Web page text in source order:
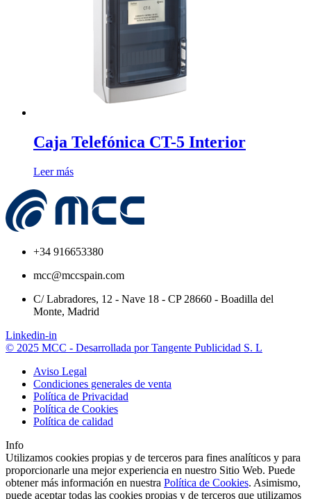
Caja Telefónica CT-5 Interior
Leer más
+34 916653380
mcc@mccspain.com
C/ Labradores, 12 - Nave 18 - CP 28660 - Boadilla del
Monte, Madrid
Linkedin-in
© 2025 MCC - Desarrollada por Tangente Publicidad S. L
Aviso Legal
Condiciones generales de venta
Política de Privacidad
Política de Cookies
Política de calidad
Info
Utilizamos cookies propias y de terceros para fines analíticos y para
proporcionarle una mejor experiencia en nuestro Sitio Web. Puede
obtener más información en nuestra Política de Cookies. Asimismo,
puede aceptar todas las cookies propias y de terceros que utilizamos